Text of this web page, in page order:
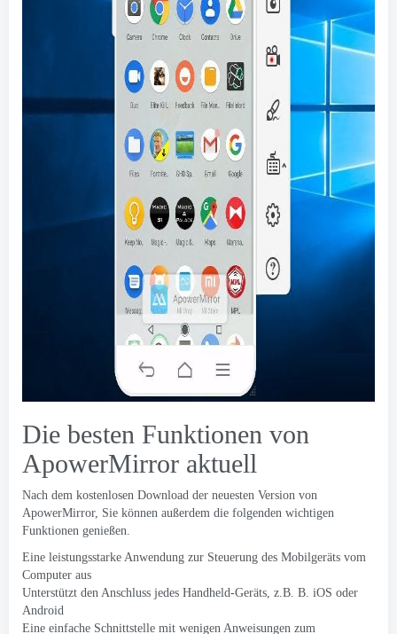
Die besten Funktionen von
ApowerMirror aktuell
Nach dem kostenlosen Download der neuesten Version von
ApowerMirror, Sie können außerdem die folgenden wichtigen
Funktionen genießen.
Eine leistungsstarke Anwendung zur Steuerung des Mobilgeräts vom
Computer aus
Unterstützt den Anschluss jedes Handheld-Geräts, z.B. B. iOS oder
Android
Eine einfache Schnittstelle mit wenigen Anweisungen zum